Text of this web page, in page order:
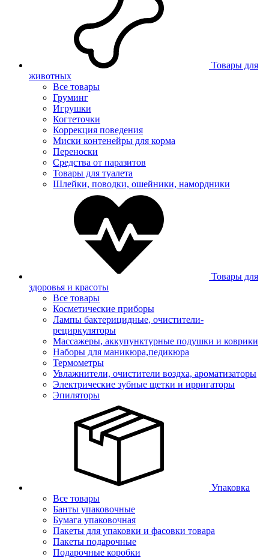
Товары для
животных
Все товары
Груминг
Игрушки
Когтеточки
Коррекция поведения
Миски контенейры для корма
Переноски
Средства от паразитов
Товары для туалета
Шлейки, поводки, ошейники, намордники
Товары для
здоровья и красоты
Все товары
Косметические приборы
Лампы бактерицидные, очистители-
рециркуляторы
Массажеры, аккупунктурные подушки и коврики
Наборы для маникюра,педикюра
Термометры
Увлажнители, очистители воздха, ароматизаторы
Электрические зубные щетки и ирригаторы
Эпиляторы
Упаковка
Все товары
Банты упаковочные
Бумага упаковочная
Пакеты для упаковки и фасовки товара
Пакеты подарочные
Подарочные коробки